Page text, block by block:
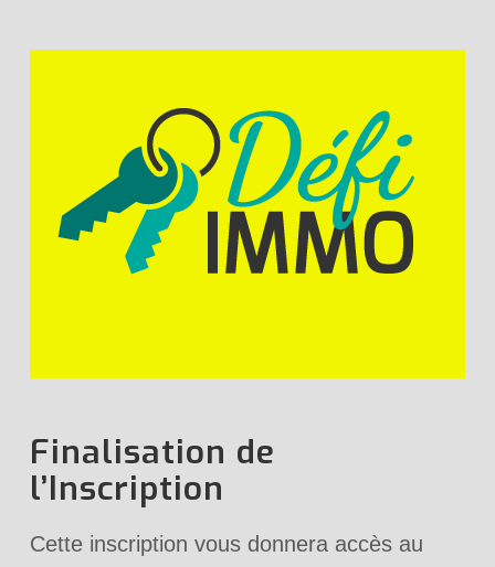
Finalisation de
l’Inscription
Cette inscription vous donnera accès au